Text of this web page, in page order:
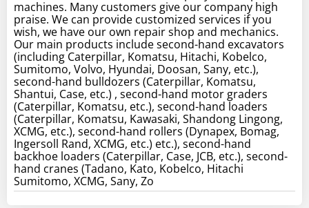
machines. Many customers give our company high
praise. We can provide customized services if you
wish, we have our own repair shop and mechanics.
Our main products include second-hand excavators
(including Caterpillar, Komatsu, Hitachi, Kobelco,
Sumitomo, Volvo, Hyundai, Doosan, Sany, etc.),
second-hand bulldozers (Caterpillar, Komatsu,
Shantui, Case, etc.) , second-hand motor graders
(Caterpillar, Komatsu, etc.), second-hand loaders
(Caterpillar, Komatsu, Kawasaki, Shandong Lingong,
XCMG, etc.), second-hand rollers (Dynapex, Bomag,
Ingersoll Rand, XCMG, etc.) etc.), second-hand
backhoe loaders (Caterpillar, Case, JCB, etc.), second-
hand cranes (Tadano, Kato, Kobelco, Hitachi
Sumitomo, XCMG, Sany, Zo